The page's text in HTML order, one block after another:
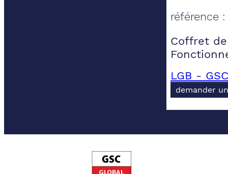
référence :
Coffret
LGB -
demander